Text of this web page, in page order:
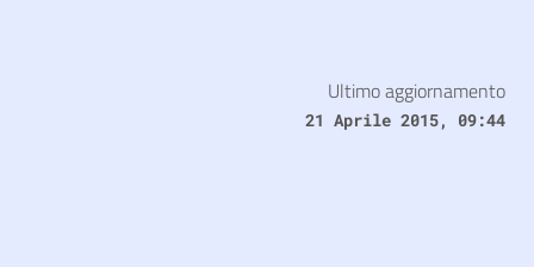
Ultimo aggiornamento
21 Aprile 2015, 09:44